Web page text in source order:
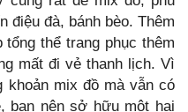
điệu đà, bánh bèo. Thêm
thể trang phục thêm
mất đi vẻ thanh lịch. Vì
khoản mix đồ mà vẫn có
bạn nên sở hữu một hai